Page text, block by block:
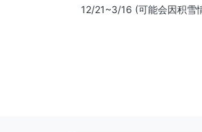
12/21~3/16 (可能会因积雪